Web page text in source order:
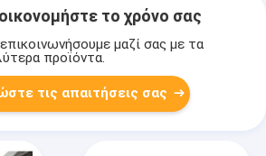
το χρόνο σας
μαζί σας με τα
προϊόντα.
τις απαιτήσεις σας